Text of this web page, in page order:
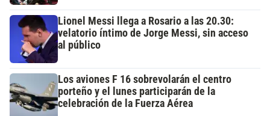
Lionel Messi llega a Rosario a las 20.30:
velatorio íntimo de Jorge Messi, sin acceso
al público
Los aviones F 16 sobrevolarán el centro
porteño y el lunes participarán de la
celebración de la Fuerza Aérea